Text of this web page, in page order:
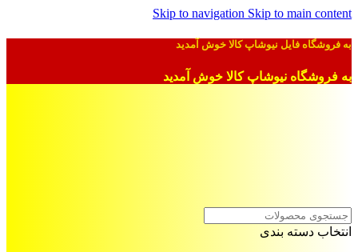
Skip to navigation Skip to main content
به فروشگاه فایل نیوشاپ کالا خوش آمدید
به فروشگاه نیوشاپ کالا خوش آمدید
انتخاب دسته بندی